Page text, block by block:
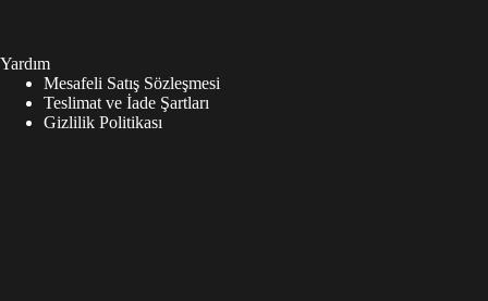
Yardım
Mesafeli Satış Sözleşmesi
Teslimat ve İade Şartları
Gizlilik Politikası